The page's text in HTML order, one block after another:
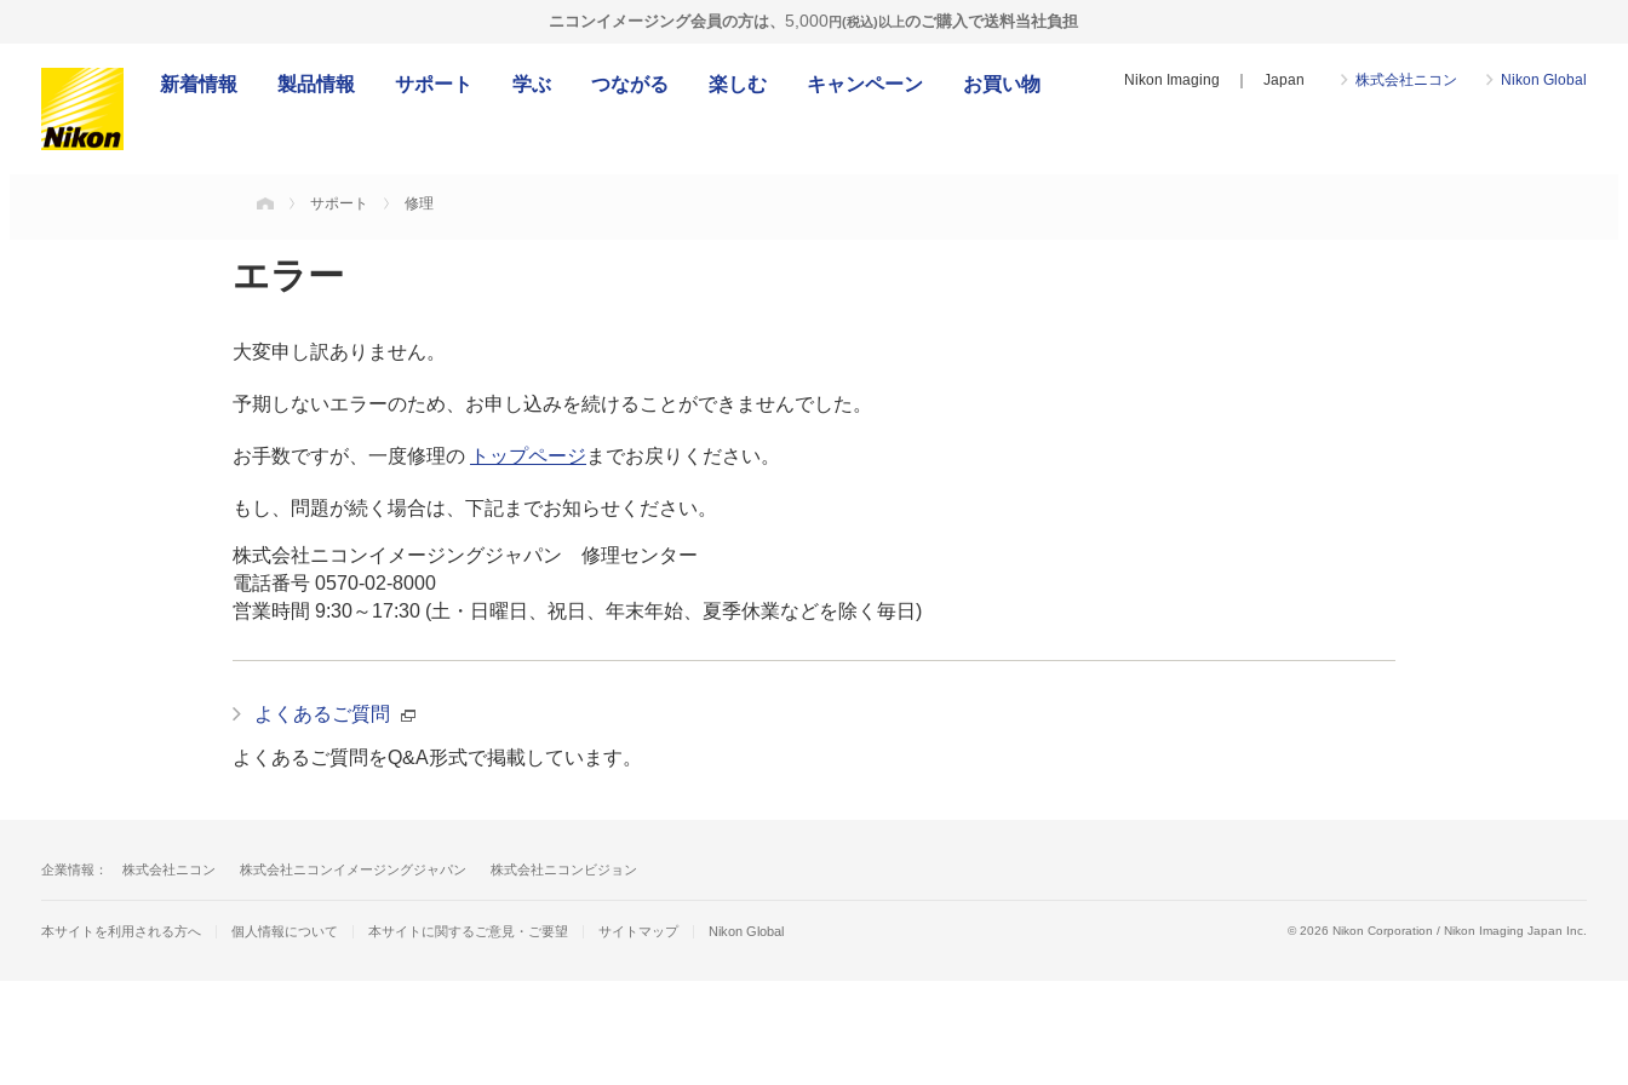
ニコンイメージング会員の方は、 5,000円(税込)以上のご購入で送料当社負担
新着情報 製品情報 サポート 学ぶ つながる 楽しむ キャンペーン お買い物 Nikon Imaging ｜ Japan 株式会社ニコン Nikon Global
HOMEサポート 修理
エラー
大変申し訳ありません。
予期しないエラーのため、お申し込みを続けることができませんでした。
お手数ですが、一度修理の トップページ までお戻りください。
もし、問題が続く場合は、下記までお知らせください。
株式会社ニコンイメージングジャパン 修理センター
電話番号 0570-02-8000
営業時間 9:30～17:30 (土・日曜日、祝日、年末年始、夏季休業などを除く毎日)
よくあるご質問
よくあるご質問をQ&A形式で掲載しています。
企業情報： 株式会社ニコン 株式会社ニコンイメージングジャパン 株式会社ニコンビジョン
本サイトを利用される方へ 個人情報について 本サイトに関するご意見・ご要望 サイトマップ Nikon Global ©2026 Nikon Corporation / Nikon Imaging Japan Inc.